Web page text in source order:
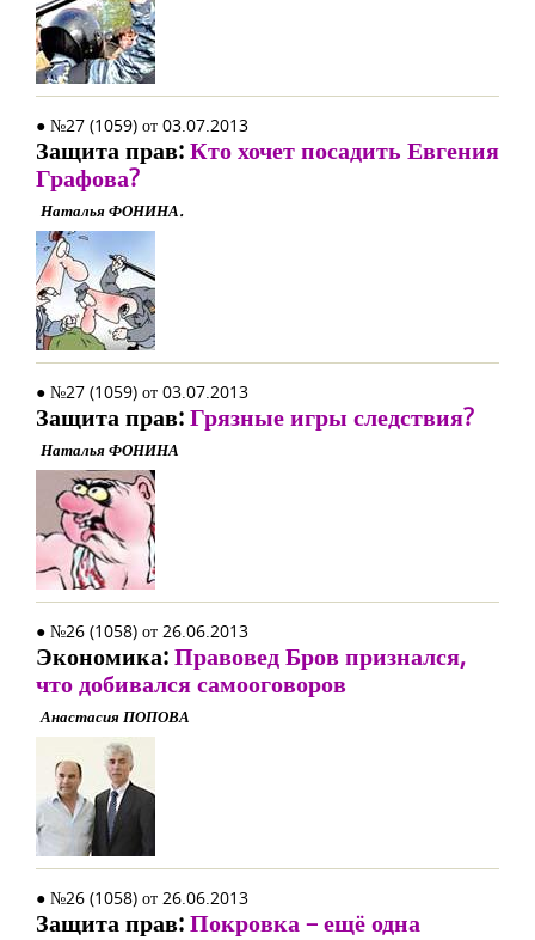
● №27 (1059) от 03.07.2013
Защита прав:Кто хочет посадить Евгения
Графова?
Наталья ФОНИНА.
● №27 (1059) от 03.07.2013
Защита прав:Грязные игры следствия?
Наталья ФОНИНА
● №26 (1058) от 26.06.2013
Экономика:Правовед Бров признался,
что добивался самооговоров
Анастасия ПОПОВА
● №26 (1058) от 26.06.2013
Защита прав:Покровка – ещё одна